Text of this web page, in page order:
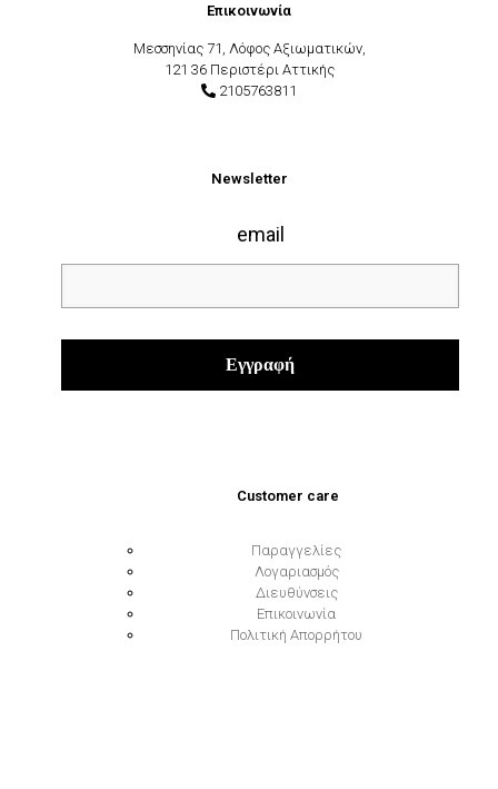
Επικοινωνία
Μεσσηνίας 71, Λόφος Αξιωματικών,
121 36 Περιστέρι Αττικής
2105763811
Newsletter
email
Customer care
Παραγγελίες
Λογαριασμός
Διευθύνσεις
Επικοινωνία
Πολιτική Απορρήτου